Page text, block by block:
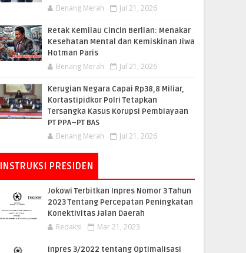
Benang Merah Jul 21, 2026
Retak Kemilau Cincin Berlian: Menakar
Kesehatan Mental dan Kemiskinan Jiwa
Hotman Paris
Benang Merah Jul 21, 2026
Kerugian Negara Capai Rp38,8 Miliar,
Kortastipidkor Polri Tetapkan
Tersangka Kasus Korupsi Pembiayaan
PT PPA–PT BAS
Benang Merah Jul 21, 2026
INSTRUKSI PRESIDEN
Jokowi Terbitkan Inpres Nomor 3 Tahun
2023 Tentang Percepatan Peningkatan
Konektivitas Jalan Daerah
Redaksi Mar 21, 2023
Inpres 3/2022 tentang Optimalisasi